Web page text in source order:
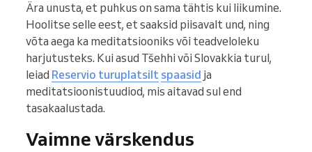
Ära unusta, et puhkus on sama tähtis kui liikumine.
Hoolitse selle eest, et saaksid piisavalt und, ning
võta aega ka meditatsiooniks või teadveloleku
harjutusteks. Kui asud Tšehhi või Slovakkia turul,
leiad Reservio turuplatsilt spaasid ja
meditatsioonistuudiod, mis aitavad sul end
tasakaalustada.
Vaimne värskendus